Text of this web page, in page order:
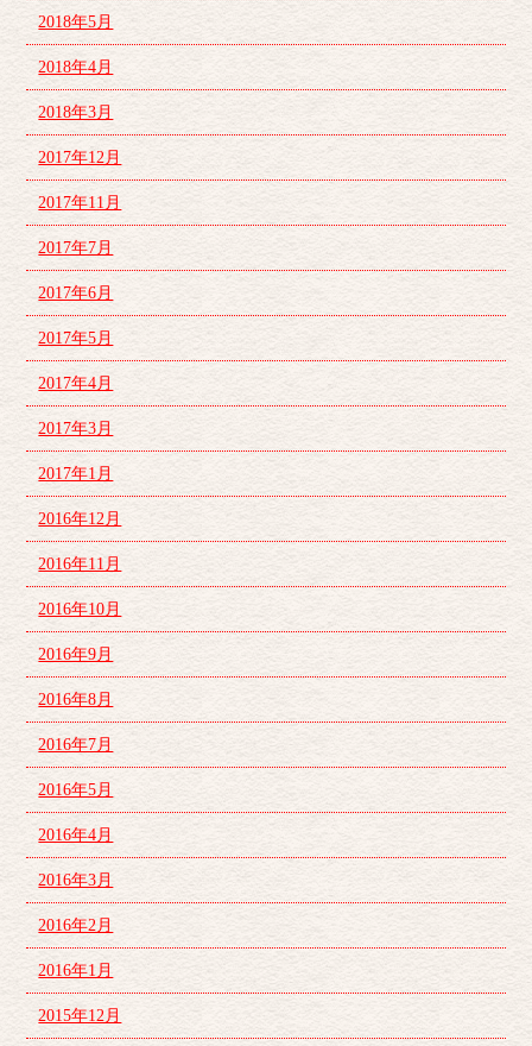
2018年5月
2018年4月
2018年3月
2017年12月
2017年11月
2017年7月
2017年6月
2017年5月
2017年4月
2017年3月
2017年1月
2016年12月
2016年11月
2016年10月
2016年9月
2016年8月
2016年7月
2016年5月
2016年4月
2016年3月
2016年2月
2016年1月
2015年12月